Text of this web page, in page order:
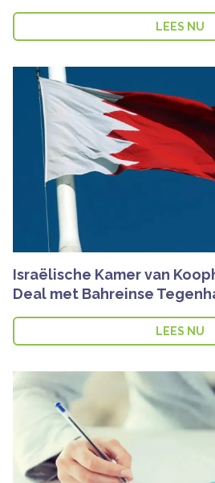
LEES NU
Israëlische Kamer van
Deal met Bahreinse
LEES NU